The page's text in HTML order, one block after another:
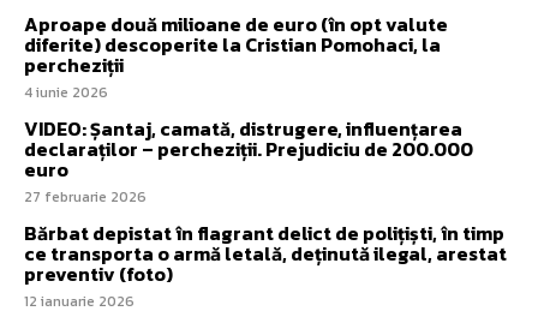
Aproape două milioane de euro (în opt valute
diferite) descoperite la Cristian Pomohaci, la
percheziții
4 iunie 2026
VIDEO: Șantaj, camată, distrugere, influențarea
declaraților – percheziții. Prejudiciu de 200.000
euro
27 februarie 2026
Bărbat depistat în flagrant delict de polițiști, în timp
ce transporta o armă letală, deținută ilegal, arestat
preventiv (foto)
12 ianuarie 2026